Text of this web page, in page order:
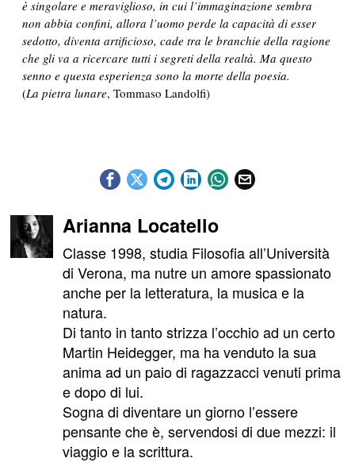
è singolare e meraviglioso, in cui l’immaginazione sembra
non abbia confini, allora l’uomo perde la capacità di esser
sedotto, diventa artificioso, cade tra le branchie della ragione
che gli va a ricercare tutti i segreti della realtà. Ma questo
senno e questa esperienza sono la morte della poesia.
(La pietra lunare, Tommaso Landolfi)
Arianna Locatello
Classe 1998, studia Filosofia all’Università
di Verona, ma nutre un amore spassionato
anche per la letteratura, la musica e la
natura.
Di tanto in tanto strizza l’occhio ad un certo
Martin Heidegger, ma ha venduto la sua
anima ad un paio di ragazzacci venuti prima
e dopo di lui.
Sogna di diventare un giorno l’essere
pensante che è, servendosi di due mezzi: il
viaggio e la scrittura.